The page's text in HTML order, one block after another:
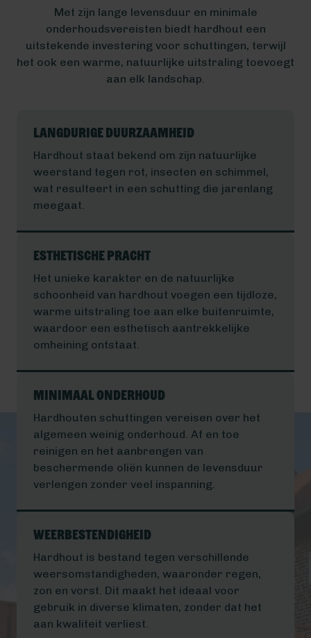
Met zijn lange levensduur en minimale
onderhoudsvereisten biedt hardhout een
uitstekende investering voor schuttingen, terwijl
het ook een warme, natuurlijke uitstraling toevoegt
aan elk landschap.
Langdurige Duurzaamheid
Hardhout staat bekend om zijn natuurlijke
weerstand tegen rot, insecten en schimmel,
wat resulteert in een schutting die jarenlang
meegaat.
Esthetische Pracht
Het unieke karakter en de natuurlijke
schoonheid van hardhout voegen een tijdloze,
warme uitstraling toe aan elke buitenruimte,
waardoor een esthetisch aantrekkelijke
omheining ontstaat.
Minimaal Onderhoud
Hardhouten schuttingen vereisen over het
algemeen weinig onderhoud. Af en toe
reinigen en het aanbrengen van
beschermende oliën kunnen de levensduur
verlengen zonder veel inspanning.
Weerbestendigheid
Hardhout is bestand tegen verschillende
weersomstandigheden, waaronder regen,
zon en vorst. Dit maakt het ideaal voor
gebruik in diverse klimaten, zonder dat het
aan kwaliteit verliest.